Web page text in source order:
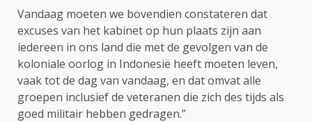
Vandaag moeten we bovendien constateren dat
excuses van het kabinet op hun plaats zijn aan
iedereen in ons land die met de gevolgen van de
koloniale oorlog in Indonesië heeft moeten leven,
vaak tot de dag van vandaag, en dat omvat alle
groepen inclusief de veteranen die zich des tijds als
goed militair hebben gedragen.”